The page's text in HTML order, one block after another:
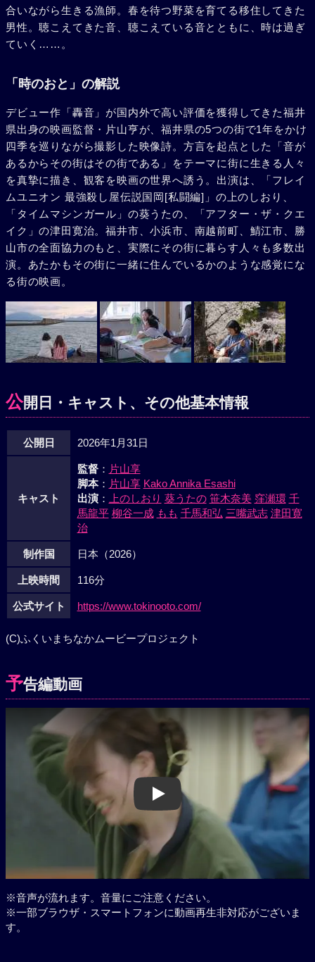
合いながら生きる漁師。春を待つ野菜を育てる移住してきた
男性。聴こえてきた音、聴こえている音とともに、時は過ぎ
ていく……。
「時のおと」の解説
デビュー作「轟音」が国内外で高い評価を獲得してきた福井
県出身の映画監督・片山亨が、福井県の5つの街で1年をかけ
四季を巡りながら撮影した映像詩。方言を起点とした「音が
あるからその街はその街である」をテーマに街に生きる人々
を真摯に描き、観客を映画の世界へ誘う。出演は、「フレイ
ムユニオン 最強殺し屋伝説国岡[私闘編]」の上のしおり、
「タイムマシンガール」の葵うたの、「アフター・ザ・クエ
イク」の津田寛治。福井市、小浜市、南越前町、鯖江市、勝
山市の全面協力のもと、実際にその街に暮らす人々も多数出
演。あたかもその街に一緒に住んでいるかのような感覚にな
る街の映画。
公開日・キャスト、その他基本情報
公開日 2026年1月31日
キャスト
監督： 片山享
脚本： 片山享 Kako Annika Esashi
出演： 上のしおり 葵うたの 笹木奈美 窪瀬環 千
馬龍平 柳谷一成 もも 千馬和弘 三嘴武志 津田寛
治
制作国 日本（2026）
上映時間 116分
公式サイト https://www.tokinooto.com/
(C)ふくいまちなかムービープロジェクト
予告編動画
Play
※音声が流れます。音量にご注意ください。
※一部ブラウザ・スマートフォンに動画再生非対応がございま
す。